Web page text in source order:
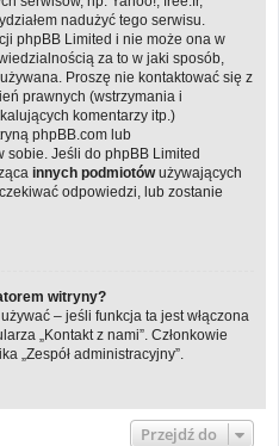
nadużyć tego serwisu.
phpBB Limited i nie może ona w
za to w jaki sposób,
Proszę nie kontaktować się z
prawnych (wstrzymania i
komentarzy itp.)
phpBB.com lub
sobie. Jeśli do phpBB Limited
innych podmiotówużywających
odpowiedzi, lub zostanie
witryny?
– jeśli funkcja ta jest włączona
„Kontakt z nami”. Członkowie
„Zespół administracyjny”.
Przejdź do